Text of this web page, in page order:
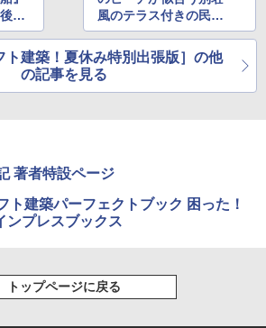
風のテラス付きの民
家』を作ってみよう
（後編）
ト建築！夏休み特別出張版］の他
の記事を見る
著者特設ページ
ト建築パーフェクトブック 困った！
ンプレスブックス
トップページに戻る